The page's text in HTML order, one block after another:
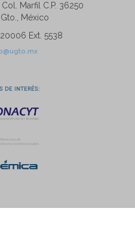
Marfil C.P. 36250
México
Ext. 5538
de interés: